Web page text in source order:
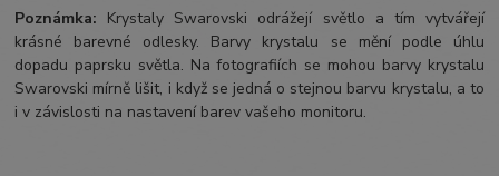
Poznámka: Krystaly Swarovski odrážejí světlo a tím vytvářejí
krásné barevné odlesky. Barvy krystalu se mění podle úhlu
dopadu paprsku světla. Na fotografiích se mohou barvy krystalu
Swarovski mírně lišit, i když se jedná o stejnou barvu krystalu, a to
i v závislosti na nastavení barev vašeho monitoru.